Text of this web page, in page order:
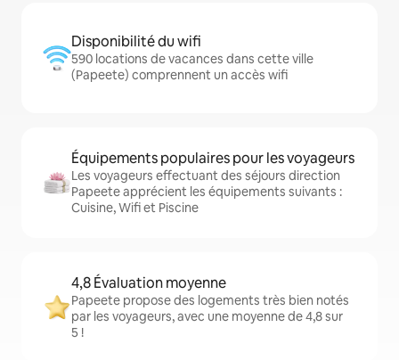
Disponibilité du wifi
590 locations de vacances dans cette ville
(Papeete) comprennent un accès wifi
Équipements populaires pour les voyageurs
Les voyageurs effectuant des séjours direction
Papeete apprécient les équipements suivants :
Cuisine, Wifi et Piscine
4,8 Évaluation moyenne
Papeete propose des logements très bien notés
par les voyageurs, avec une moyenne de 4,8 sur
5 !